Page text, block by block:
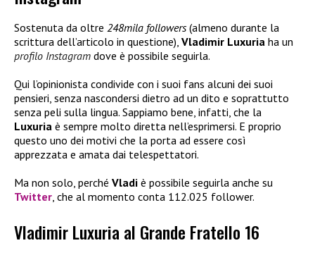
Sostenuta da oltre 248mila followers(almeno durante la
scrittura dell’articolo in questione), Vladimir Luxuria ha un
profilo Instagram dove è possibile seguirla.
Qui l’opinionista condivide con i suoi fans alcuni dei suoi
pensieri, senza nascondersi dietro ad un dito e soprattutto
senza peli sulla lingua. Sappiamo bene, infatti, che la
Luxuria è sempre molto diretta nell’esprimersi. E proprio
questo uno dei motivi che la porta ad essere così
apprezzata e amata dai telespettatori.
Ma non solo, perché Vladi è possibile seguirla anche su
Twitter , che al momento conta 112.025 follower.
Vladimir Luxuria al Grande Fratello 16